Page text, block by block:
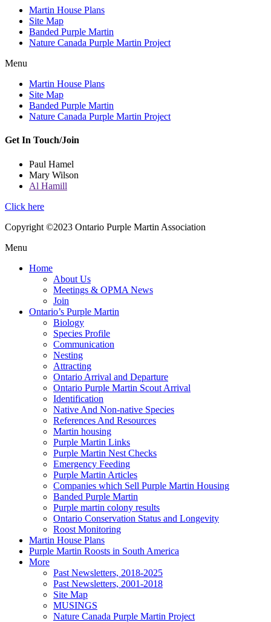
Martin House Plans
Site Map
Banded Purple Martin
Nature Canada Purple Martin Project
Menu
Martin House Plans
Site Map
Banded Purple Martin
Nature Canada Purple Martin Project
Get In Touch/Join
Paul Hamel
Mary Wilson
Al Hamill
Click here
Copyright ©2023 Ontario Purple Martin Association
Menu
Home
About Us
Meetings & OPMA News
Join
Ontario’s Purple Martin
Biology
Species Profile
Communication
Nesting
Attracting
Ontario Arrival and Departure
Ontario Purple Martin Scout Arrival
Identification
Native And Non-native Species
References And Resources
Martin housing
Purple Martin Links
Purple Martin Nest Checks
Emergency Feeding
Purple Martin Articles
Companies which Sell Purple Martin Housing
Banded Purple Martin
Purple martin colony results
Ontario Conservation Status and Longevity
Roost Monitoring
Martin House Plans
Purple Martin Roosts in South America
More
Past Newsletters, 2018-2025
Past Newsletters, 2001-2018
Site Map
MUSINGS
Nature Canada Purple Martin Project